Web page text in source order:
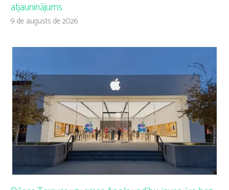
atjauninājums
9 de augusts de 2026